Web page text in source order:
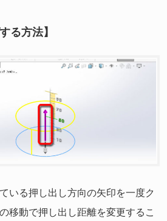
る方法】
いる押し出し方向の矢印を一度ク
移動で押し出し距離を変更するこ